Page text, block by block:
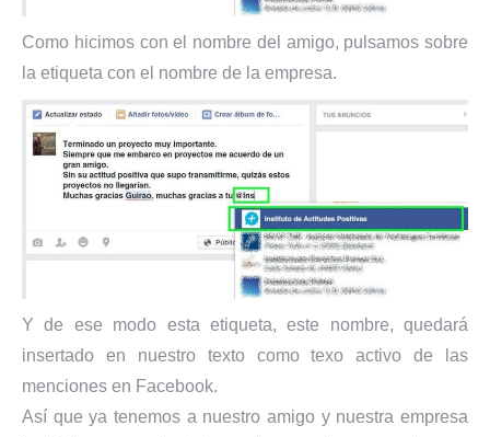
Como hicimos con el nombre del amigo, pulsamos sobre
la etiqueta con el nombre de la empresa.
Y de ese modo esta etiqueta, este nombre, quedará
insertado en nuestro texto como texo activo de las
menciones en Facebook.
Así que ya tenemos a nuestro amigo y nuestra empresa